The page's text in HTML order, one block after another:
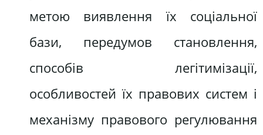
метою виявлення їх соціальної
бази, передумов становлення,
способів легітимізації,
особливостей їх правових систем і
механізму правового регулювання